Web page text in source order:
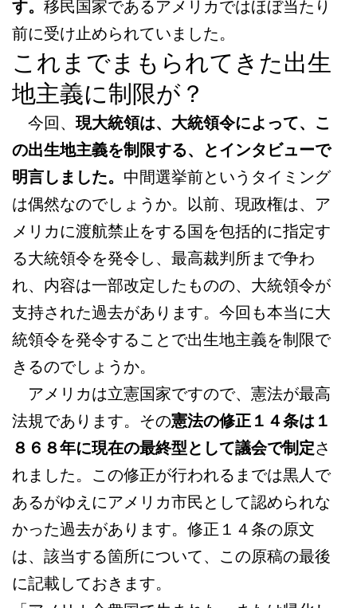
す。 移民国家であるアメリカではほぼ当たり
前に受け止められていました。
これまでまもられてきた出生
地主義に制限が？
今回、現大統領は、大統領令によって、こ
の出生地主義を制限する、とインタビューで
明言しました。 中間選挙前というタイミング
は偶然なのでしょうか。以前、現政権は、ア
メリカに渡航禁止をする国を包括的に指定す
る大統領令を発令し、最高裁判所まで争わ
れ、内容は一部改定したものの、大統領令が
支持された過去があります。今回も本当に大
統領令を発令することで出生地主義を制限で
きるのでしょうか。
アメリカは立憲国家ですので、憲法が最高
法規であります。その憲法の修正１４条は１
８６８年に現在の最終型として議会で制定さ
れました。この修正が行われるまでは黒人で
あるがゆえにアメリカ市民として認められな
かった過去があります。修正１４条の原文
は、該当する箇所について、この原稿の最後
に記載しておきます。